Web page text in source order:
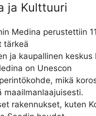
ja Kulttuuri
Medina perustettiin
tärkeä
ja kaupallinen keskus
on Unescon
mikä
maailmanlaajuisesti.
rakennukset, kuten